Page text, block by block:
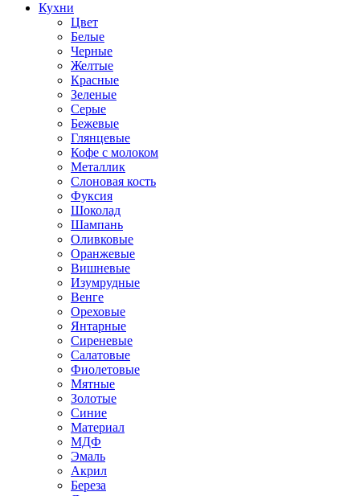
Кухни
Цвет
Белые
Черные
Желтые
Красные
Зеленые
Серые
Бежевые
Глянцевые
Кофе с молоком
Металлик
Слоновая кость
Фуксия
Шоколад
Шампань
Оливковые
Оранжевые
Вишневые
Изумрудные
Венге
Ореховые
Янтарные
Сиреневые
Салатовые
Фиолетовые
Мятные
Золотые
Синие
Материал
МДФ
Эмаль
Акрил
Береза